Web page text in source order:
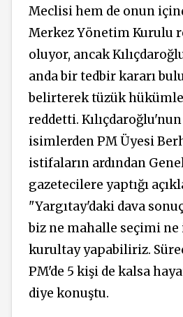
Meclisi hem de onun
Merkez Yönetim Kurulu
oluyor, ancak
anda bir tedbir kararı
belirterek tüzük
reddetti.
isimlerden PM Üyesi
istifaların ardından
gazetecilere yaptığı
"Yargıtay'daki dava
biz ne mahalle seçimi ne
kurultay yapabiliriz.
PM'de 5 kişi de kalsa
diye konuştu.